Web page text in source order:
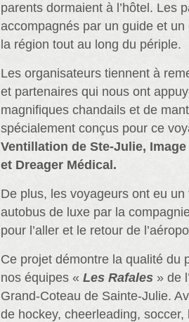
parents dormaient à l’hôtel. Les
accompagnés par un guide et un
la région tout au long du périple.
Les organisateurs tiennent à
et partenaires qui nous ont
magnifiques chandails et de
spécialement conçus pour ce
Ventillation de Ste-Julie,
et Dreager Médical.
De plus, les voyageurs ont eu
autobus de luxe par la
pour l’aller et le retour de
Ce projet démontre la qualité du
nos équipes « Les Rafales » de
Grand‑Coteau de Sainte-Julie.
de hockey, cheerleading,